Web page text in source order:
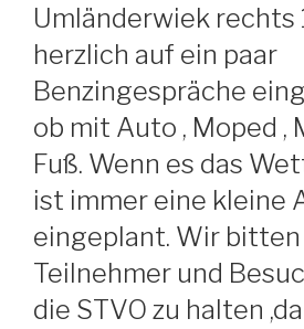
Umländerwiek rechts
herzlich auf ein paar
Benzingespräche
ob mit Auto , Moped ,
Fuß. Wenn es das
ist immer eine kleine
eingeplant. Wir bitten
Teilnehmer und
die STVO zu halten